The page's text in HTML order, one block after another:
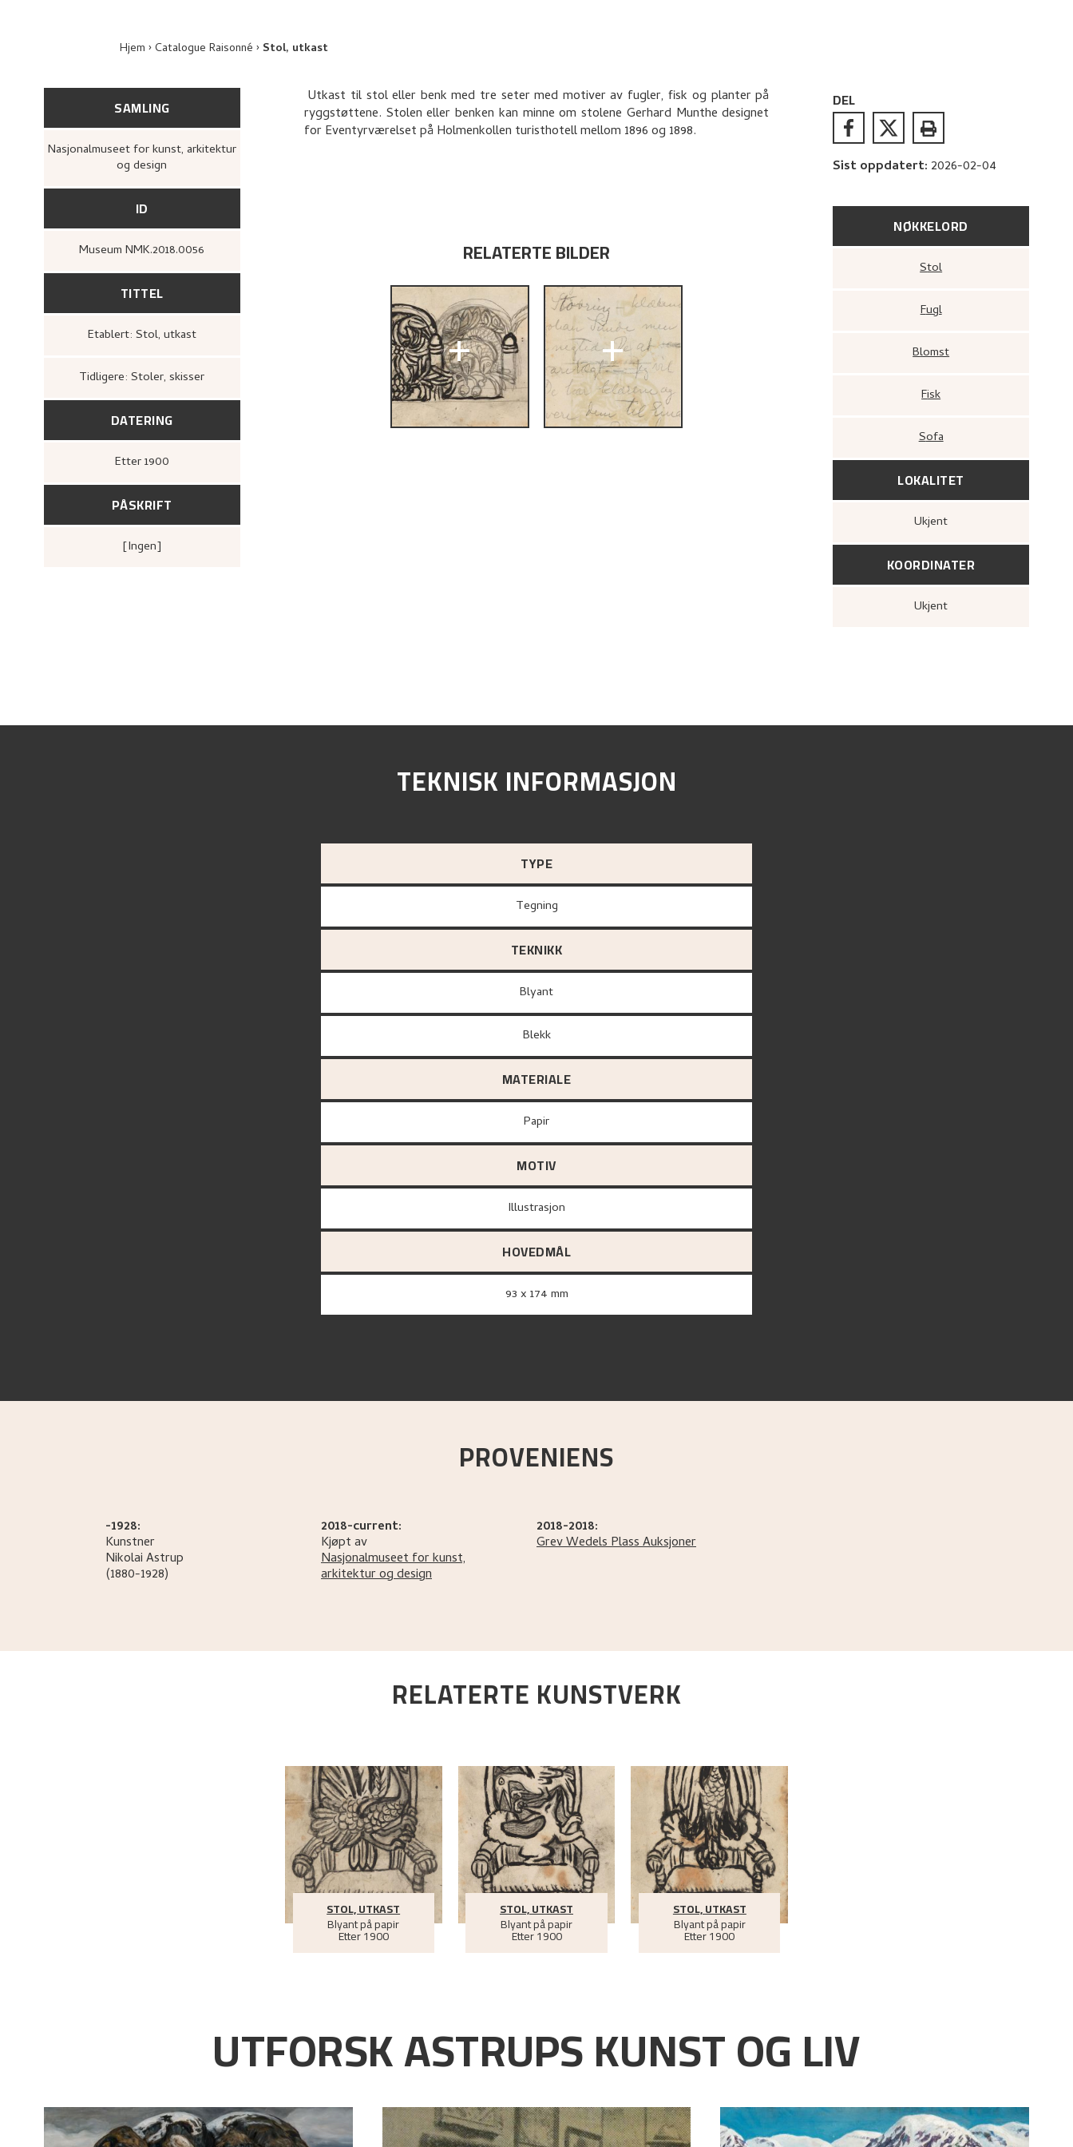
Hjem Catalogue Raisonné Stol, utkast
SAMLING
Nasjonalmuseet for kunst, arkitektur
og design
ID
Museum NMK.2018.0056
TITTEL
Etablert: Stol, utkast
Tidligere: Stoler, skisser
DATERING
Etter1900
PÅSKRIFT
[ingen]
Utkast til stol eller benk med tre seter med motiver av fugler, fisk og planter på
ryggstøttene. Stolen eller benken kan minne om stolene Gerhard Munthe designet
for Eventyrværelset på Holmenkollen turisthotell mellom 1896 og 1898.
RELATERTE BILDER
+ +
DEL
Sist oppdatert: 2026-02-04
NØKKELORD
Stol
Fugl
Blomst
Fisk
Sofa
LOKALITET
Ukjent
KOORDINATER
Ukjent
TEKNISK INFORMASJON
TYPE
Tegning
TEKNIKK
Blyant
Blekk
MATERIALE
papir
MOTIV
Illustrasjon
HOVEDMÅL
93 x 174 mm
PROVENIENS
-1928:
Kunstner
NikolaiAstrup
(1880-1928)
2018-current:
Kjøpt av
Nasjonalmuseet for kunst,
arkitektur og design
2018-2018:
Grev Wedels Plass Auksjoner
RELATERTE KUNSTVERK
STOL, UTKAST
Blyant på papir
Etter1900
STOL, UTKAST
Blyant på papir
Etter1900
STOL, UTKAST
Blyant på papir
Etter1900
UTFORSK ASTRUPS KUNST OG LIV